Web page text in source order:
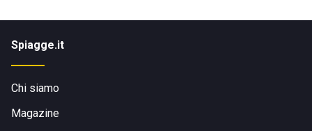
Spiagge.it
Chi siamo
Magazine